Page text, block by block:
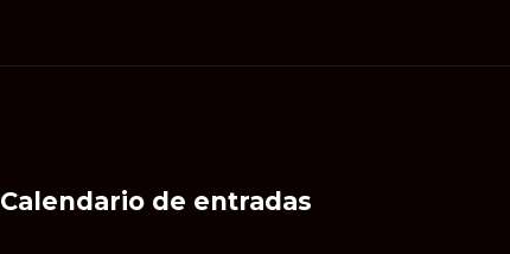
Calendario de entradas